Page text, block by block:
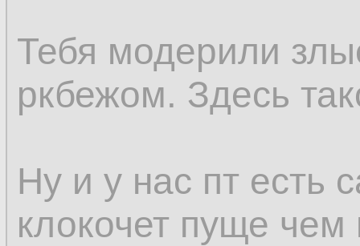
Тебя модерили
ркбежом. Здесь
Ну и у нас пт есть
клокочет пуще чем